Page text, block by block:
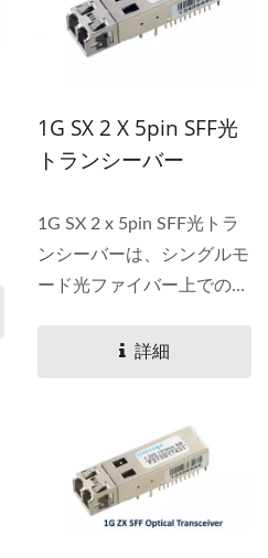
1G SX 2 X 5pin SFF光
トランシーバー
1G SX 2 x 5pin SFF光トラ
ンシーバーは、シングルモ
ード光ファイバー上での高
ータリンクのために特別に
詳細